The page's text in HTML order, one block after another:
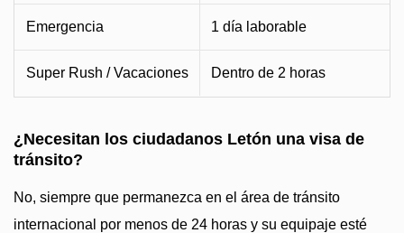
Emergencia 1 día laborable
Super Rush / Vacaciones Dentro de 2 horas
¿Necesitan los ciudadanos Letón una visa de
tránsito?
No, siempre que permanezca en el área de tránsito
internacional por menos de 24 horas y su equipaje esté